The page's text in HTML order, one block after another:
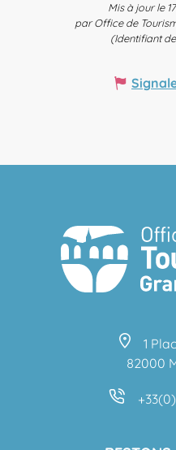
Mis à jour le
par Office de
(Identifiant
1
82000